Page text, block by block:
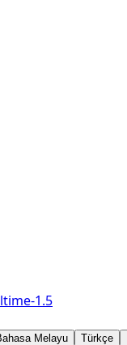
1.5
Melayu Türkçe